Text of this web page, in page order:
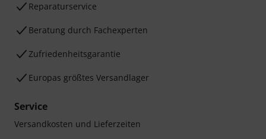
Reparaturservice
Beratung durch Fachexperten
Zufriedenheitsgarantie
Europas größtes Versandlager
Service
Versandkosten und Lieferzeiten